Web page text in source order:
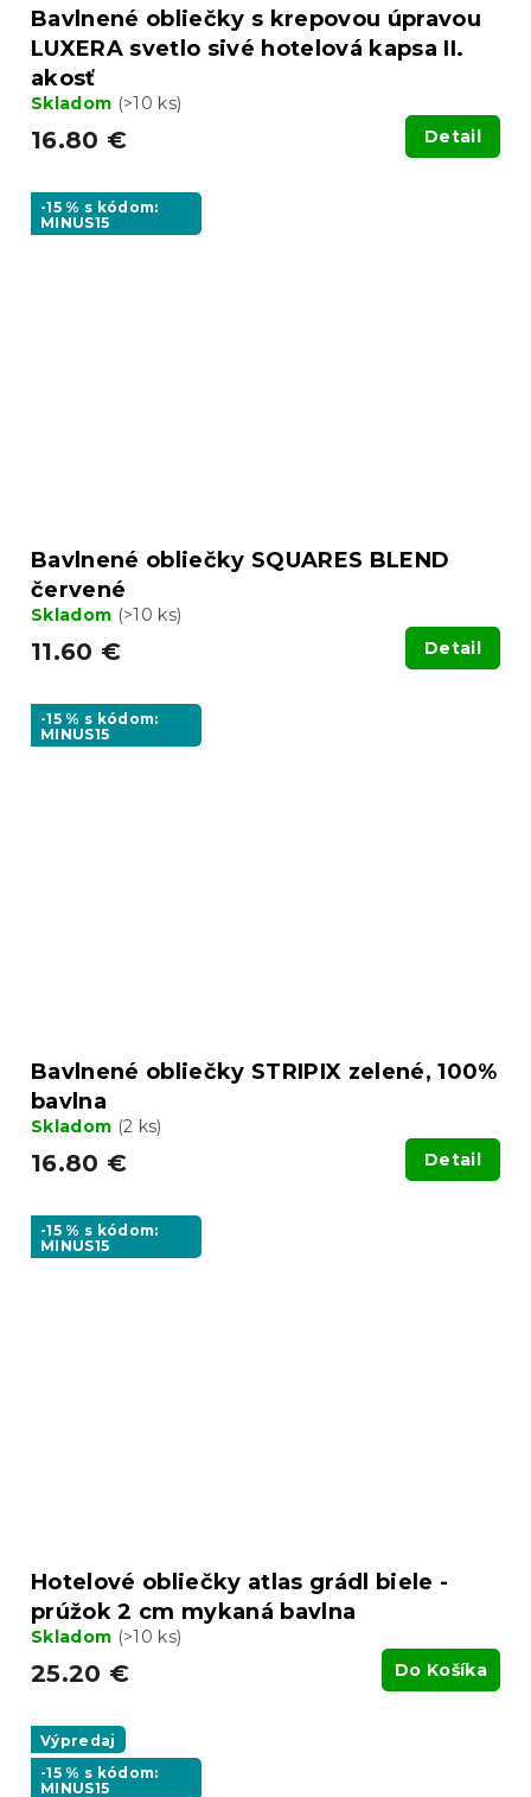
Bavlnené obliečky s krepovou úpravou
LUXERA svetlo sivé hotelová kapsa II.
akosť
Skladom (>10 ks)
16.80 € Detail
-15 % s kódom:
MINUS15
Bavlnené obliečky SQUARES BLEND
červené
Skladom (>10 ks)
11.60 € Detail
-15 % s kódom:
MINUS15
Bavlnené obliečky STRIPIX zelené, 100%
bavlna
Skladom (2 ks)
16.80 € Detail
-15 % s kódom:
MINUS15
Hotelové obliečky atlas grádl biele -
prúžok 2 cm mykaná bavlna
Skladom (>10 ks)
25.20 € Do Košíka
Výpredaj
-15 % s kódom:
MINUS15